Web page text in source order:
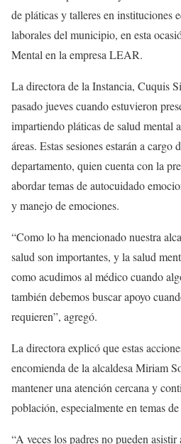
de pláticas y talleres en instituciones
laborales del municipio, en esta
Mental en la empresa LEAR.
La directora de la Instancia, Cuquis
pasado jueves cuando estuvieron
impartiendo pláticas de salud mental
áreas. Estas sesiones estarán a cargo
departamento, quien cuenta con la
abordar temas de autocuidado
y manejo de emociones.
“Como lo ha mencionado nuestra
salud son importantes, y la salud
como acudimos al médico cuando
también debemos buscar apoyo
requieren”, agregó.
La directora explicó que estas
encomienda de la alcaldesa Miriam
mantener una atención cercana y
población, especialmente en temas
“A veces los padres no pueden asistir